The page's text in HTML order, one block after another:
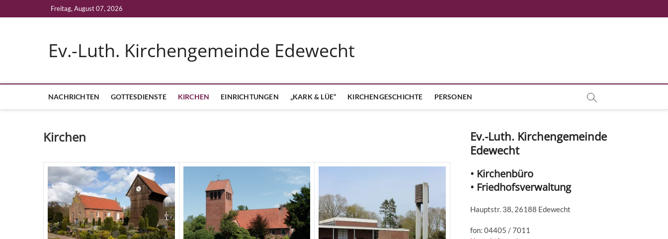
to
Freitag, August 07, 2026
Ev.-Luth. Kirchengemeinde Edewecht
NACHRICHTEN GOTTESDIENSTE KIRCHEN EINRICHTUNGEN „KARK & LÜE“ KIRCHENGESCHICHTE PERSONEN
Kirchen
Ev.-Luth. Kirchengemeinde
Edewecht
• Kirchenbüro
• Friedhofsverwaltung
Hauptstr. 38, 26188 Edewecht
fon: 04405 / 7011